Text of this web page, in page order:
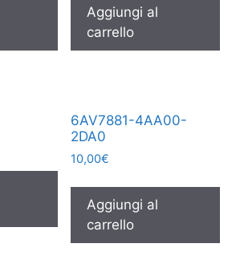
Aggiungi al
carrello
6AV7881-4AA00-
2DA0
10,00€
Aggiungi al
carrello